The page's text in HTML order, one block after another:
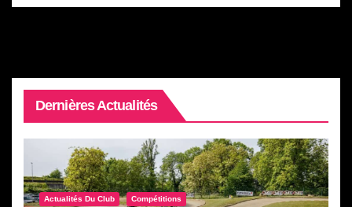
Dernières Actualités
Actualités Du Club Compétitions